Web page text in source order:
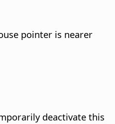
pointer is nearer
deactivate this